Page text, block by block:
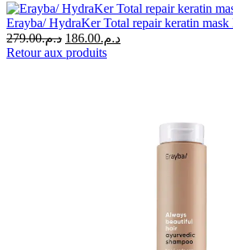
Erayba/ HydraKer Total repair keratin
د.م.279.00
Le
prix
د.م.186.00
Le
Retour aux produits